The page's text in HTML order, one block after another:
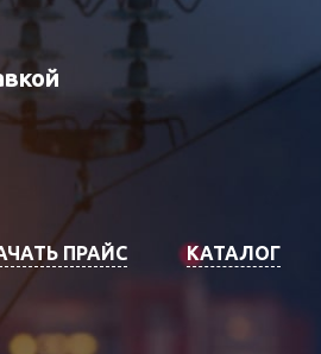
ПРАЙС КАТАЛОГ